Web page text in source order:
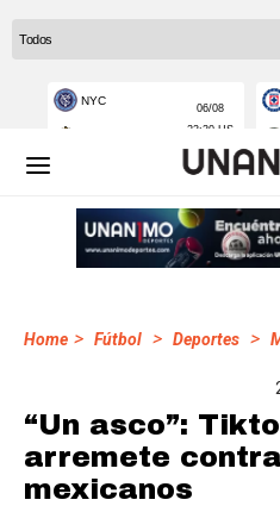
Home > Fútbol > Deportes >
“Un asco”:
arremete
mexicanos